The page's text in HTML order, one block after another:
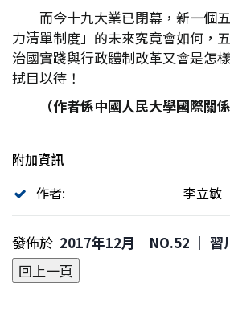
而今十九大業已閉幕，新一個
力清單制度」的未來究竟會如何，
治國實踐與行政體制改革又會是怎
拭目以待！
（作者係中國人民大學國際關
附加資訊
作者:
李立敏
發佈於 2017年12月｜NO.52 │ 習